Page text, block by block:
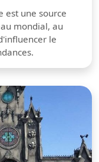
est une source
mondial, au
le